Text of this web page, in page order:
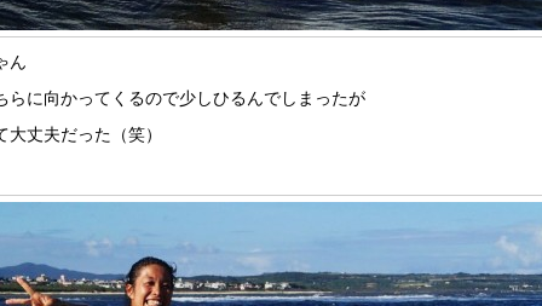
ん
らに向かってくるので少しひるんでしまったが
大丈夫だった（笑）